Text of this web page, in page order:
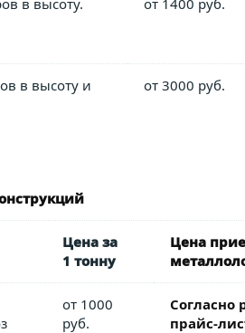
в высоту. от 1400 руб.
в высоту и
от 3000 руб.
Цена за
1 тонну
Цена
от 1000
руб.
Согласно
прайс-